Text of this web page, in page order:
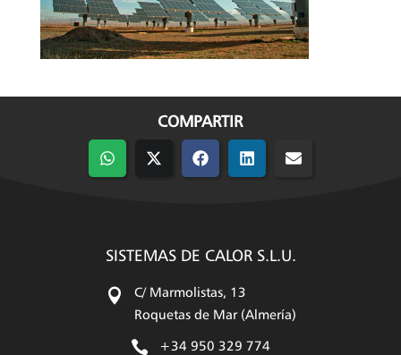
COMPARTIR
Compartir
en
CompartirCompartir
en
Compartir
en
Compartir
SISTEMAS DE CALOR S.L.U.

C/ Marmolistas, 13
Roquetas de Mar (Almería)
 +34 950 329 774